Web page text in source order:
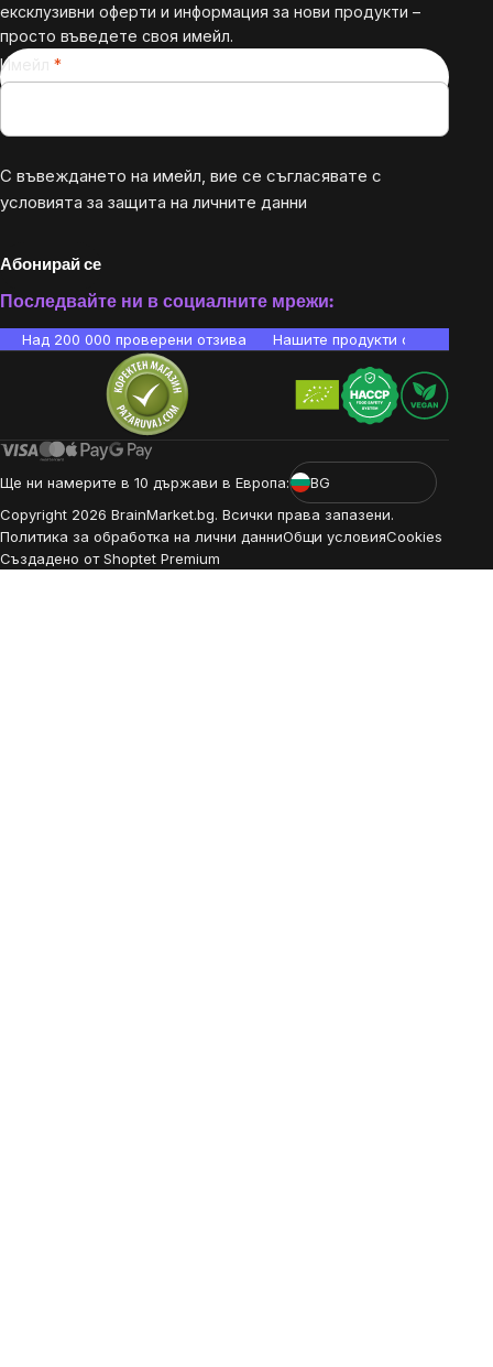
ексклузивни оферти и информация за нови продукти –
просто въведете своя имейл.
Имейл
С въвеждането на имейл, вие се съгласявате с
условията за защита на личните данни
Абонирай се
Последвайте ни в социалните мрежи:
Над 200 000 проверени отзива Нашите продукти са
Ще ни намерите в 10 държави в Европа:
BG
Copyright 2026 BrainMarket.bg. Всички права запазени.
Политика за обработка на лични данниОбщи условияCookies
Създадено от Shoptet Premium